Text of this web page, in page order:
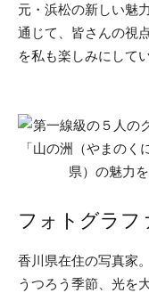
元・浜松の新しい魅
通じて、皆さんの視
を私も楽しみにして
フォトグラ
⾹川県在住の写真家。
うつろう季節、光を